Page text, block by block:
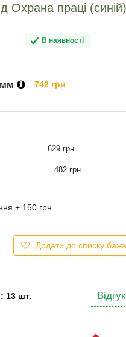
Охрана праці (синій)
В наявності
742 грн
629 грн
482 грн
+ 150 грн
Додати до списку
13 шт.